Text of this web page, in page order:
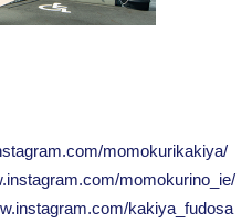
momokurikakiya/
momokurino_ie/
kakiya_fudosa